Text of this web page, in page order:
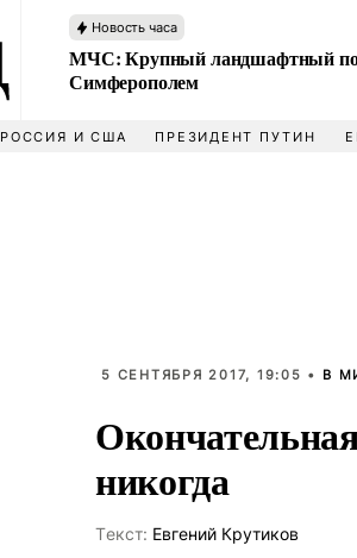
Новость часа
МЧС: Крупный ландшафтный
Симферополем
РОССИЯ И США ПРЕЗИДЕНТ ПУТИН
5 СЕНТЯБРЯ 2017, 19:05 • В
никогда
Tекст: Евгений Крутиков